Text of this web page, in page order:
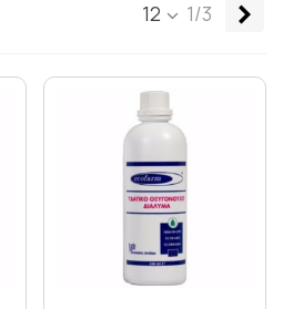
12 1/3